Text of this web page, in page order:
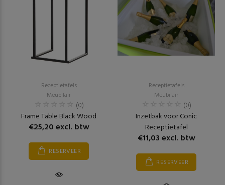
Receptietafels
Meubilair
(0)
Frame Table Black Wood
€25,20 excl. btw
RESERVEER
Receptietafels
Meubilair
(0)
Inzetbak voor Conic
Receptietafel
€11,03 excl. btw
RESERVEER